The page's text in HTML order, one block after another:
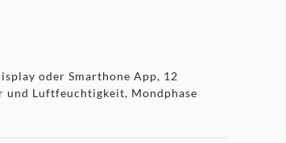
oder Smarthone App, 12
und Luftfeuchtigkeit, Mondphase